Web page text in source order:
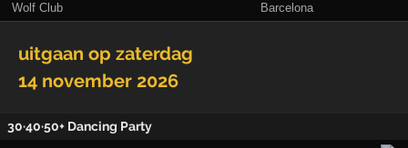
Wolf Club Barcelona
uitgaan op zaterdag
14 november 2026
30·40·50+ Dancing Party